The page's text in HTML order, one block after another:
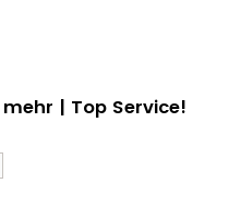
| Top Service!